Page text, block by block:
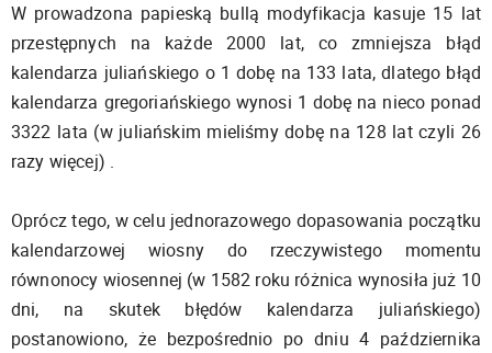
W prowadzona papieską bullą modyfikacja kasuje 15 lat
przestępnych na każde 2000 lat, co zmniejsza błąd
kalendarza juliańskiego o 1 dobę na 133 lata, dlatego błąd
kalendarza gregoriańskiego wynosi 1 dobę na nieco ponad
3322 lata (w juliańskim mieliśmy dobę na 128 lat czyli 26
razy więcej) .
Oprócz tego, w celu jednorazowego dopasowania początku
kalendarzowej wiosny do rzeczywistego momentu
równonocy wiosennej (w 1582 roku różnica wynosiła już 10
dni, na skutek błędów kalendarza juliańskiego)
postanowiono, że bezpośrednio po dniu 4 października